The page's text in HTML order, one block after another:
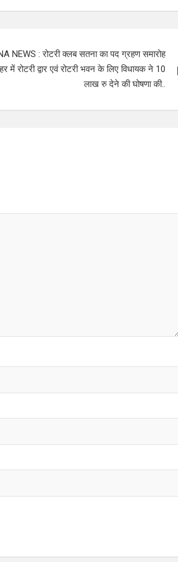
NEWS : रोटरी क्लब सतना का पद ग्रहण समारोह
में रोटरी द्वार एवं रोटरी भवन के लिए विधायक ने 10
लाख रु देने की घोषणा की..